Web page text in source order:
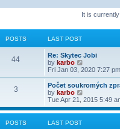
It is
POSTS LAST POST
44
Re: Skytec Jobi
by karbo
i
e
w
h
l
Fri Jan 03, 2020 7:27 pm
3
Počet soukromých
by karbo
i
e
w
Tue Apr 21, 2015 5:49
POSTS LAST POST